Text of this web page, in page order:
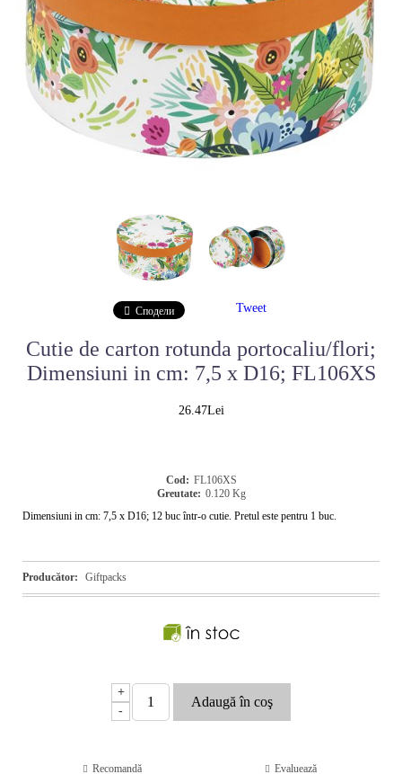
Cutie de carton rotunda portocaliu/flori;
Dimensiuni in cm: 7,5 x D16; FL106XS
26.47Lei
Cod: FL106XS
Greutate: 0.120 Kg
Dimensiuni in cm: 7,5 x D16; 12 buc într-o cutie. Pretul este pentru 1 buc.
Producător: Giftpacks
+
-
Recomandă Evaluează
Сподели Tweet